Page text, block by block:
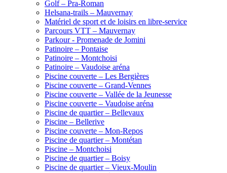
Golf – Pra-Roman
Helsana-trails – Mauvernay
Matériel de sport et de loisirs en libre-service
Parcours VTT – Mauvernay
Parkour - Promenade de Jomini
Patinoire – Pontaise
Patinoire – Montchoisi
Patinoire – Vaudoise aréna
Piscine couverte – Les Bergières
Piscine couverte – Grand-Vennes
Piscine couverte – Vallée de la Jeunesse
Piscine couverte – Vaudoise aréna
Piscine de quartier – Bellevaux
Piscine – Bellerive
Piscine couverte – Mon-Repos
Piscine de quartier – Montétan
Piscine – Montchoisi
Piscine de quartier – Boisy
Piscine de quartier – Vieux-Moulin